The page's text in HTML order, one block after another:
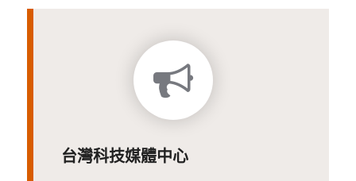
台灣科技媒體中心